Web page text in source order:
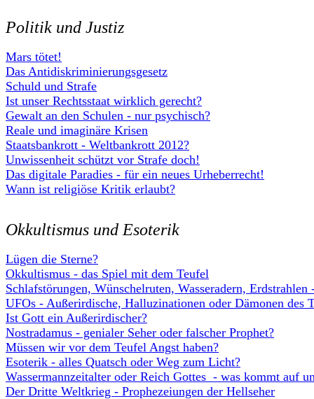
Politik und Justiz
Mars tötet!
Das Antidiskriminierungsgesetz
Schuld und Strafe
Ist unser Rechtsstaat wirklich gerecht?
Gewalt an den Schulen - nur psychisch?
Reale und imaginäre Krisen
Staatsbankrott - Weltbankrott 2012?
Unwissenheit schützt vor Strafe doch!
Das digitale Paradies - für ein neues Urheberrecht!
Wann ist religiöse Kritik erlaubt?
Okkultismus und Esoterik
Lügen die Sterne?
Okkultismus - das Spiel mit dem Teufel
Schlafstörungen, Wünschelruten, Wasseradern,
UFOs - Außerirdische, Halluzinationen oder Dämonen des
Ist Gott ein Außerirdischer?
Nostradamus - genialer Seher oder falscher Prophet?
Müssen wir vor dem Teufel Angst haben?
Esoterik - alles Quatsch oder Weg zum Licht?
Wassermannzeitalter oder Reich Gottes - was kommt auf
Der Dritte Weltkrieg - Prophezeiungen der Hellseher